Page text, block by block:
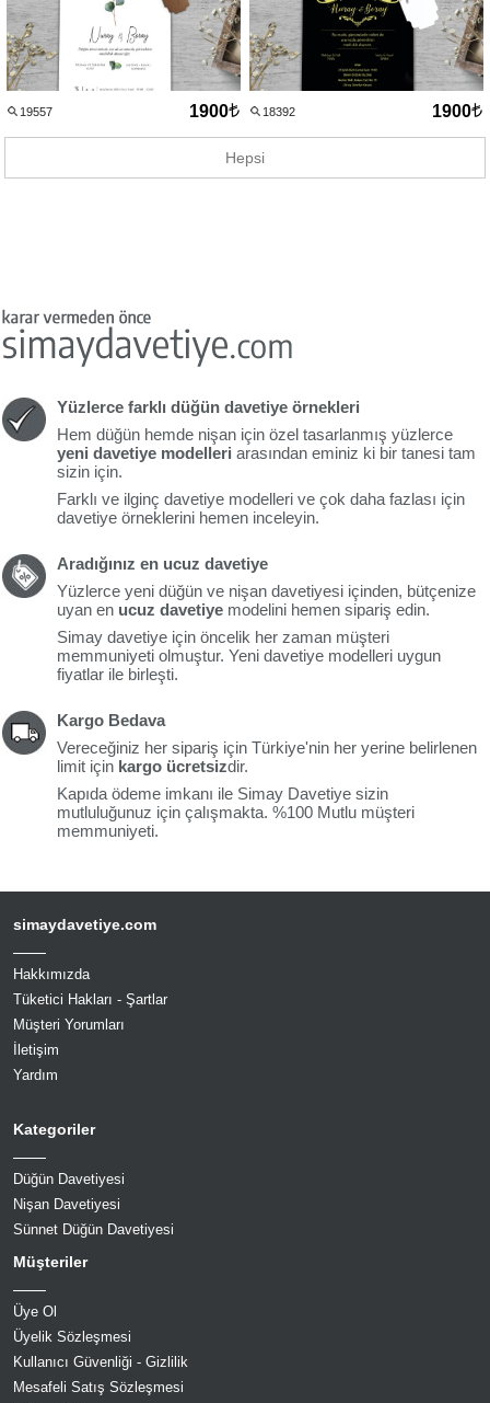
19557 1900 18392 1900
Hepsi
Yüzlerce farklı düğün davetiye örnekleri
Hem düğün hemde nişan için özel tasarlanmış yüzlerce
yeni davetiye modelleri arasından eminiz ki bir tanesi tam
sizin için.
Farklı ve ilginç davetiye modelleri ve çok daha fazlası için
davetiye örneklerini hemen inceleyin.
Aradığınız en ucuz davetiye
Yüzlerce yeni düğün ve nişan davetiyesi içinden, bütçenize
uyan en ucuz davetiye modelini hemen sipariş edin.
Simay davetiye için öncelik her zaman müşteri
memmuniyeti olmuştur. Yeni davetiye modelleri uygun
fiyatlar ile birleşti.
Kargo Bedava
Vereceğiniz her sipariş için Türkiye'nin her yerine belirlenen
limit için kargo ücretsizdir.
Kapıda ödeme imkanı ile Simay Davetiye sizin
mutluluğunuz için çalışmakta. %100 Mutlu müşteri
memmuniyeti.
simaydavetiye.com
Hakkımızda
Tüketici Hakları - Şartlar
Müşteri Yorumları
İletişim
Yardım
Kategoriler
Düğün Davetiyesi
Nişan Davetiyesi
Sünnet Düğün Davetiyesi
Müşteriler
Üye Ol
Üyelik Sözleşmesi
Kullanıcı Güvenliği - Gizlilik
Mesafeli Satış Sözleşmesi